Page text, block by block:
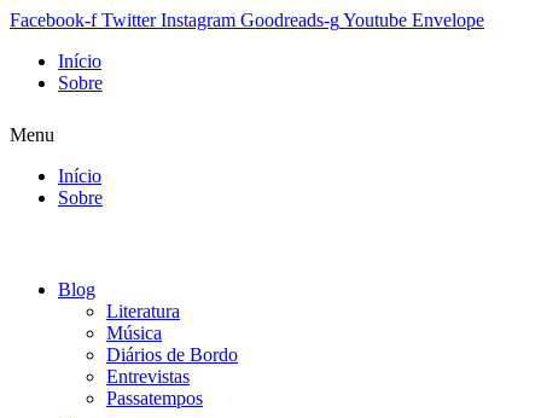
Facebook-f Twitter Instagram Goodreads-gYoutube Envelope
Início
Sobre
Menu
Início
Sobre
Blog
Literatura
Música
Diários de Bordo
Entrevistas
Passatempos